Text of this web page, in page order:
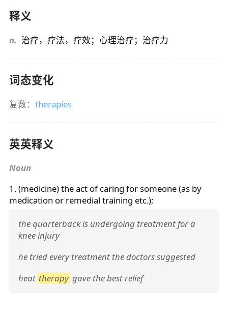
释义
n. 治疗，疗法，疗效；心理治疗；治疗力
词态变化
复数： therapies
英英释义
Noun
1. (medicine) the act of caring for someone (as by
medication or remedial training etc.);
the quarterback is undergoing treatment for a
knee injury
he tried every treatment the doctors suggested
heat therapy gave the best relief